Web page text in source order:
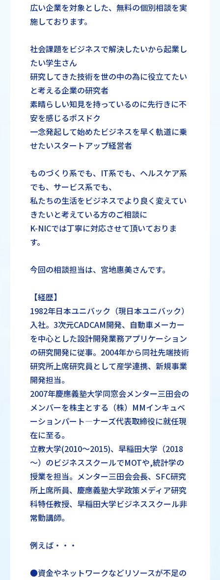
広い企業を対象とした、無料の個別相談を実
施しております。
社会課題をビジネスで解決したいから起業し
たい学生さん
研究してきた技術を世の中の為に役立てたい
と考える企業の研究者
素晴らしい知見を持っているのに先行きに不
安を感じるポスドク
一念発起して始めたビジネスを早く軌道に乗
せたいスタートアップ経営者
ものづくり系でも、IT系でも、ヘルスケア系
でも、サービス系でも、
私たちの生活をビジネスでより良く変えてい
きたいと考えている方のご相談に
K-NICでは丁寧に対応させて頂いておりま
す。
今回の相談担当は、宮地惠美さんです。
【経歴】
1982年日本ユニバック（現日本ユニバック）
入社。3次元CADCAM開発、自動車メーカー
を中心とした設計開発業務アプリケーション
の研究開発に従事。2004年から同社先端技術
研究所上席研究員として産学連携、新規事業
開発担当。
2007年慶應義塾大学同窓会メンター三田会の
メンバーを株主とする（株）MMインキュベ
ーションパート―ナーズ代表取締役に就任現
在に至る。
立教大学(2010～2015)、早稲田大学（2018
～）のビジネススクールでMOTや,統計学の
授業を担当。メンター三田会会長、SFC研究
所上席所員、慶應義塾大学政策メディア研究
科特任教授、早稲田大学ビジネススクール非
常勤講師。
例えば・・・
●資金やネットワークなどリソースが不足の